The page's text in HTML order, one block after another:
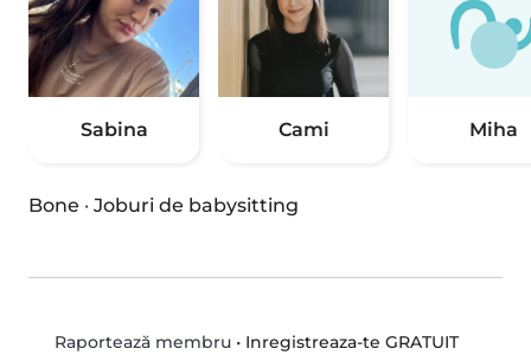
Sabina Cami Miha
Bone · Joburi de babysitting
Raportează membru• Inregistreaza-te GRATUIT